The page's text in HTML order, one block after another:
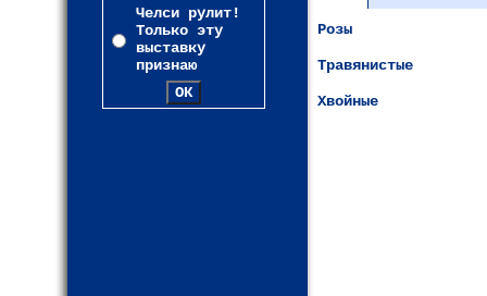
Челси рулит!
Только эту
выставку
признаю
Розы
Травянистые
Хвойные